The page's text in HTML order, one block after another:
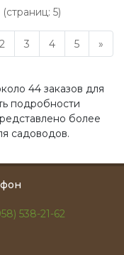
5)
2 3 4 5 »
44 заказов для
подробности
более
садоводов.
538-21-62